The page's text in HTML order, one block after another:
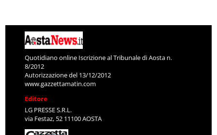
Quotidiano online Iscrizione al Tribunale di Aosta n.
8/2012
Autorizzazione del 13/12/2012
www.gazzettamatin.com
Editore
LG PRESSE S.R.L.
via Festaz, 52 11100 AOSTA